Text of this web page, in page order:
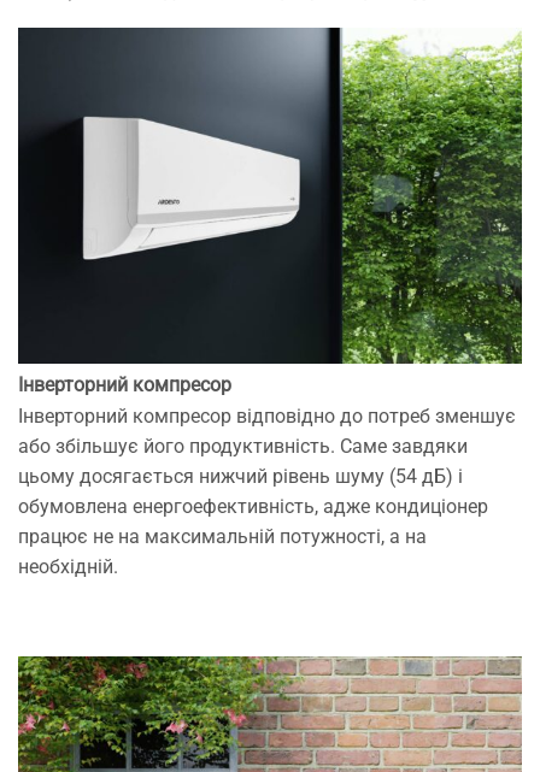
Інверторний компресор
Інверторний компресор відповідно до потреб зменшує
або збільшує його продуктивність. Саме завдяки
цьому досягається нижчий рівень шуму (54 дБ) і
обумовлена енергоефективність, адже кондиціонер
працює не на максимальній потужності, а на
необхідній.